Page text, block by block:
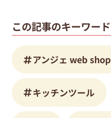
この記事のキーワード
アンジェ web shop
キッチンツール